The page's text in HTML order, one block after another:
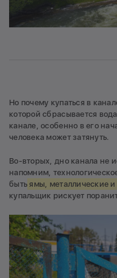
Но почему купаться в
которой сбрасывается
канале, особенно в его
человека может затянуть.
Во-вторых, дно канала не
напомним,
быть ямы, металлические
купальщик рискует